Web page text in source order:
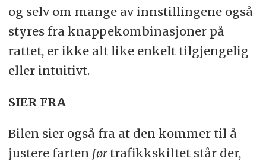
og selv om mange av innstillingene også
styres fra knappekombinasjoner på
rattet, er ikke alt like enkelt tilgjengelig
eller intuitivt.
SIER FRA
Bilen sier også fra at den kommer til å
justere farten førtrafikkskiltet står der,